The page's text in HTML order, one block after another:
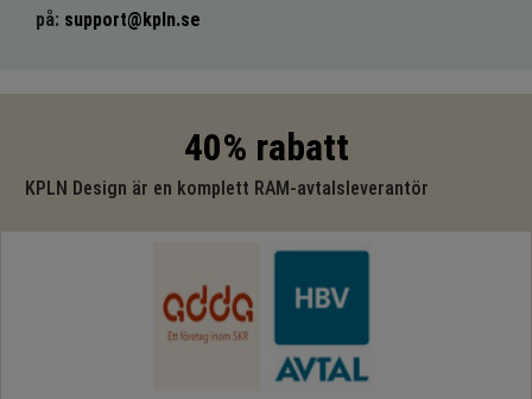
på: support@kpln.se
40% rabatt
KPLN Design är en komplett RAM-avtalsleverantör